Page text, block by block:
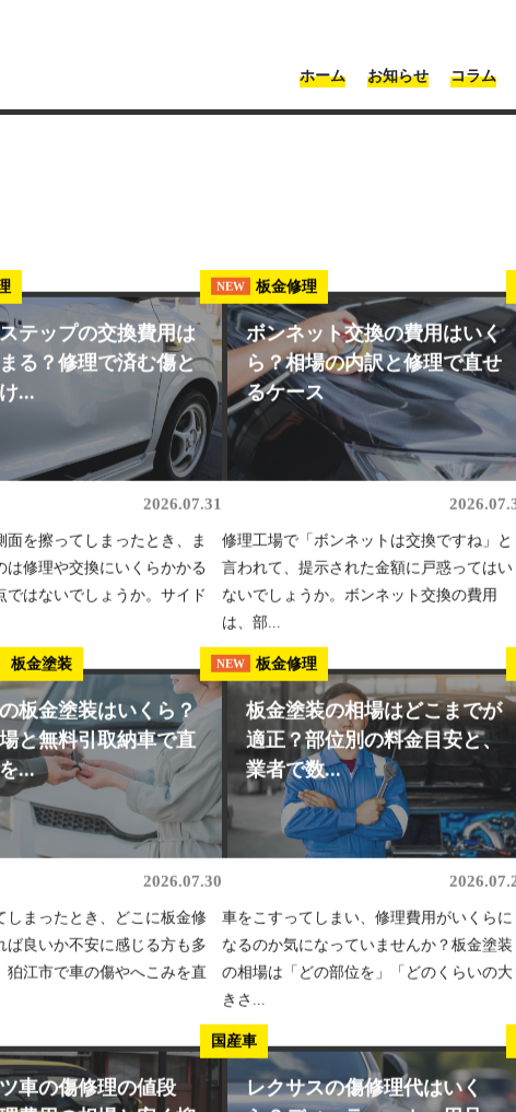
ホーム お知らせ コラム
テップの交換費用は
る？修理で済む傷と
...
2026.07.31
面を擦ってしまったとき、ま
は修理や交換にいくらかかる
ではないでしょうか。サイド
NEW 板金修理
ボンネット交換の費用はいく
ら？相場の内訳と修理で直せ
るケース
修理工場で「ボンネットは交換ですね」と
言われて、提示された金額に戸惑ってはい
ないでしょうか。ボンネット交換の費用
は、部...
板金塗装
板金塗装はいくら？
と無料引取納車で直
...
2026.07.30
しまったとき、どこに板金修
ば良いか不安に感じる方も多
狛江市で車の傷やへこみを直
NEW 板金修理
板金塗装の相場はどこまでが
適正？部位別の料金目安と、
業者で数...
車をこすってしまい、修理費用がいくらに
なるのか気になっていませんか？板金塗装
の相場は「どの部位を」「どのくらいの大
きさ...
車の傷修理の値段
国産車
レクサスの傷修理代はいく